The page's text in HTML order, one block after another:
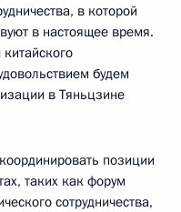
в которой
в настоящее время.
будем
в Тяньцзине
позиции
таких как форум
сотрудничества,